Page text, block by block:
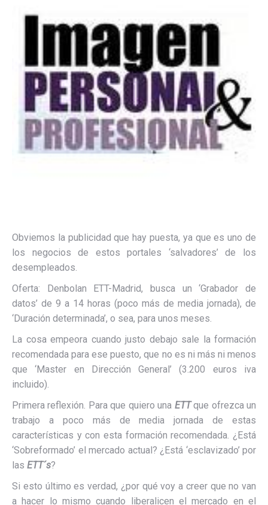
Obviemos la publicidad que hay puesta, ya que es uno de
los negocios de estos portales ‘salvadores’ de los
desempleados.
Oferta: Denbolan ETT-Madrid, busca un ‘Grabador de
datos’ de 9 a 14 horas (poco más de media jornada), de
‘Duración determinada’, o sea, para unos meses.
La cosa empeora cuando justo debajo sale la formación
recomendada para ese puesto, que no es ni más ni menos
que ‘Master en Dirección General’ (3.200 euros iva
incluido).
Primera reflexión. Para que quiero una ETTque ofrezca un
trabajo a poco más de media jornada de estas
características y con esta formación recomendada. ¿Está
‘Sobreformado’ el mercado actual? ¿Está ‘esclavizado’ por
las ETT´s?
Si esto último es verdad, ¿por qué voy a creer que no van
a hacer lo mismo cuando liberalicen el mercado en el